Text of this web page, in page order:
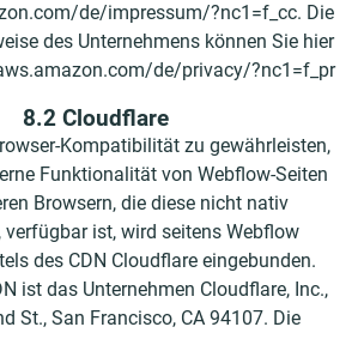
de/impressum/?nc1=f_cc. Die
des Unternehmens können Sie hier
de/privacy/?nc1=f_pr
8.2 Cloudflare
Kompatibilität zu gewährleisten,
Funktionalität von Webflow-Seiten
Browsern, die diese nicht nativ
verfügbar ist, wird seitens Webflow
des CDN Cloudflare eingebunden.
ist das Unternehmen Cloudflare, Inc.,
St., San Francisco, CA 94107. Die